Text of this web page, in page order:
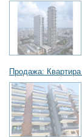
Продажа: